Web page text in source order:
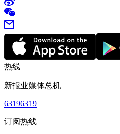
热线
新报业媒体总机
63196319
订阅热线